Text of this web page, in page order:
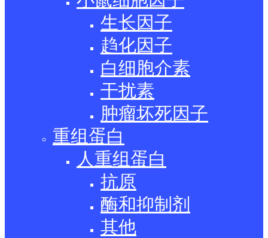
生长因子
趋化因子
白细胞介素
干扰素
肿瘤坏死因子
重组蛋白
人重组蛋白
抗原
酶和抑制剂
其他